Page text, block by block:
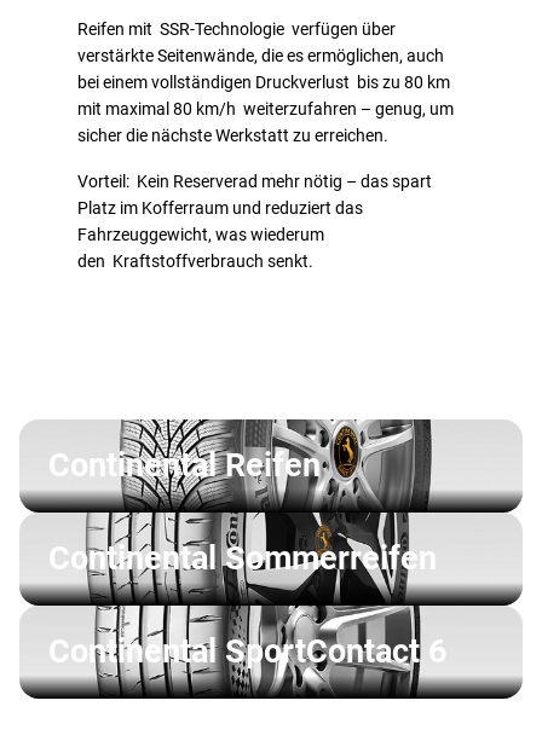
Reifen mit SSR-Technologie verfügen über
verstärkte Seitenwände, die es ermöglichen, auch
bei einem vollständigen Druckverlust bis zu 80 km
mit maximal 80 km/h weiterzufahren – genug, um
sicher die nächste Werkstatt zu erreichen.
Vorteil: Kein Reserverad mehr nötig – das spart
Platz im Kofferraum und reduziert das
Fahrzeuggewicht, was wiederum
den Kraftstoffverbrauch senkt.
Continental Reifen
Continental Sommerreifen
Continental SportContact 6